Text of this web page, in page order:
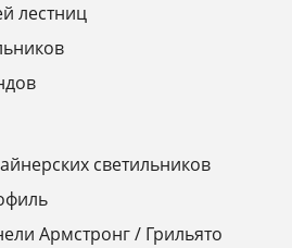
лестниц
светильников
Армстронг / Грильято